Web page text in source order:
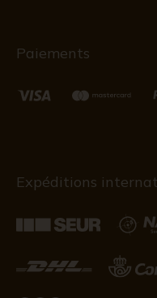
Paiements
Expéditions